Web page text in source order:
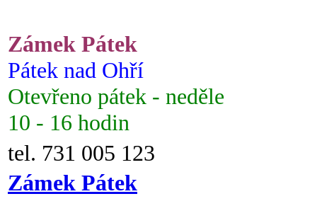
Zámek Pátek
Pátek nad Ohří
Otevřeno pátek - neděle
10 - 16 hodin
tel. 731 005 123
Zámek Pátek